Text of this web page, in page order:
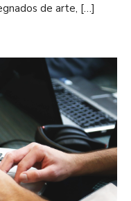
de arte, […]